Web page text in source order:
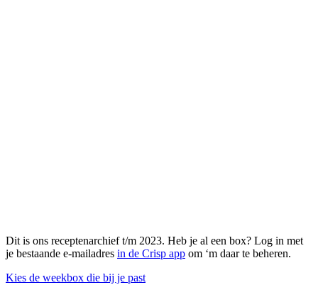
Dit is ons receptenarchief t/m 2023. Heb je al een box? Log in met
je bestaande e-mailadres in de Crisp app om ‘m daar te beheren.
Kies de weekbox die bij je past